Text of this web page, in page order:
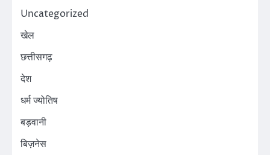
Uncategorized
खेल
छत्तीसगढ़
देश
धर्म ज्योतिष
बड़वानी
बिज़नेस